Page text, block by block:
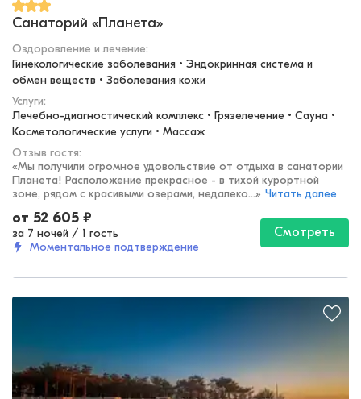
Санаторий «Планета»
Оздоровление и лечение:
Гинекологические заболевания • Эндокринная система и
обмен веществ • Заболевания кожи
Услуги:
Лечебно-диагностический комплекс • Грязелечение • Сауна •
Косметологические услуги • Массаж
Отзыв гостя:
«Мы получили огромное удовольствие от отдыха в санатории
Планета! Расположение прекрасное - в тихой курортной
зоне, рядом с красивыми озерами, недалеко...» Читать далее
от 52 605 ₽
за 7 ночей / 1 гость
Моментальное подтверждение
Смотреть